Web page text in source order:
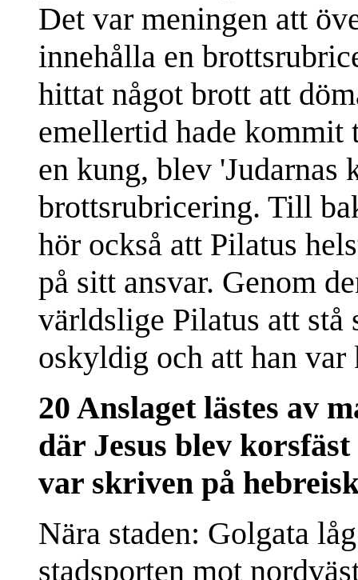
Det var meningen att
innehålla en
hittat något brott att
emellertid hade kommit
en kung, blev 'Judarnas
brottsrubricering. Till
hör också att Pilatus
på sitt ansvar. Genom
världslige Pilatus att stå
oskyldig och att han
20 Anslaget lästes av
där Jesus blev
var skriven på
Nära staden: Golgata
stadsporten mot